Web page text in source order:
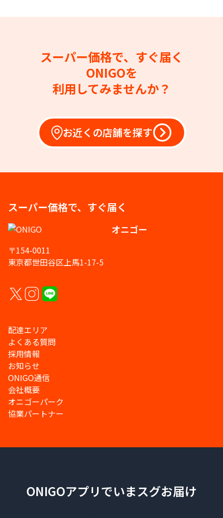
スーパー価格で、すぐ届く
ONIGOを
利用してみませんか？
お近くの店舗を探す
スーパー価格で、すぐ届く
オニゴー
〒154-0011
東京都世田谷区上馬1-17-5
配達エリア
よくある質問
採用情報
お知らせ
ONIGO通信
会社概要
オニゴーパーク
協業パートナー
ONIGOアプリでいまスグお届け